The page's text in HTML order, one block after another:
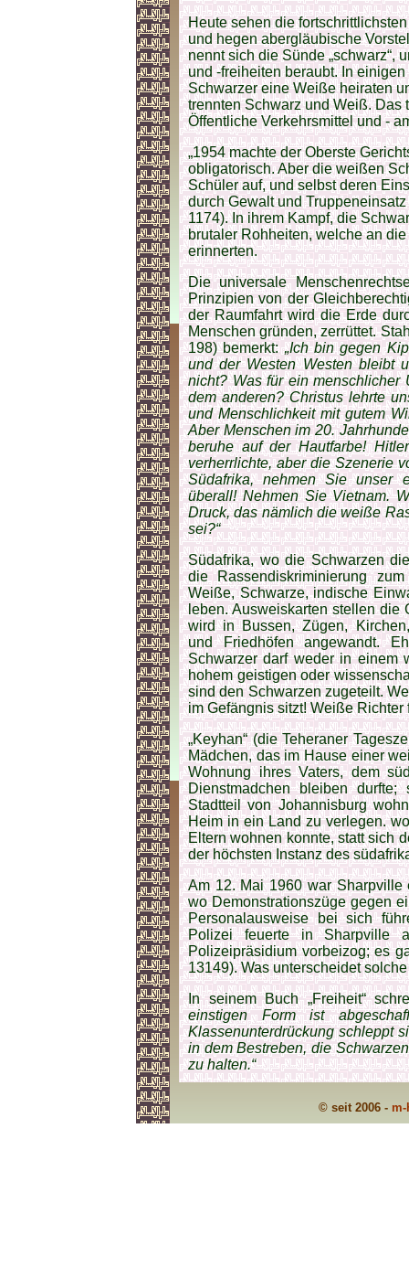
Heute sehen die
und hegen abergläubische
nennt sich die Sünde „schwarz“,
und -freiheiten beraubt. In
Schwarzer eine Weiße heiraten
trennten Schwarz und Weiß. Das
Öffentliche Verkehrsmittel und -
„1954 machte der Oberste
obligatorisch. Aber die weißen
Schüler auf, und selbst deren
durch Gewalt und Truppeneinsatz
1174). In ihrem Kampf, die
brutaler Rohheiten, welche an
erinnerten.
Die universale
Prinzipien von der
der Raumfahrt wird die Erde
Menschen gründen, zerrüttet.
198) bemerkt:„Ich bin gegen
und der Westen Westen bleibt
nicht? Was für ein menschlicher
dem anderen? Christus lehrte
und Menschlichkeit mit gutem
Aber Menschen im 20.
beruhe auf der Hautfarbe!
verherrlichte, aber die Szenerie
Südafrika, nehmen Sie unser
überall! Nehmen Sie Viet­nam.
Druck, das nämlich die weiße
sei?“
Südafrika, wo die Schwarzen
die Rassendiskriminierung
Weiße, Schwarze, indische
leben. Ausweiskarten stellen die
wird in Bussen, Zügen,
und Friedhöfen angewandt.
Schwarzer darf weder in einem
hohem geistigen oder
sind den Schwarzen zugeteilt.
im Gefängnis sitzt! Weiße
„Keyhan“ (die Teheraner
Mädchen, das im Hause einer
Wohnung ihres Vaters, dem
Dienstmadchen bleiben
Stadtteil von Johannisburg
Heim in ein Land zu verlegen.
Eltern wohnen konnte, statt sich
der höchsten Instanz des
Am 12. Mai 1960 war Sharpville
wo Demonstrationszüge gegen
Personalausweise bei sich
Polizei feuerte in Sharpville
Polizeipräsidium vorbeizog; es
13149). Was unterscheidet
In seinem Buch „Freiheit“
einstigen Form ist
Klassenunterdrückung schleppt
in dem Bestreben, die
zu halten.“
© seit 2006 -